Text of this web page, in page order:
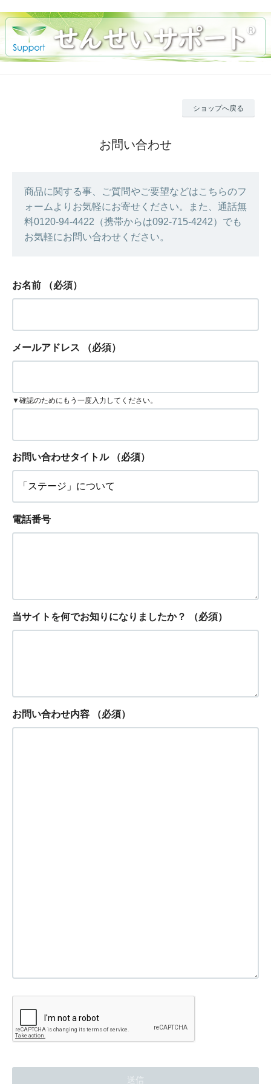
ショップへ戻る
お問い合わせ
商品に関する事、ご質問やご要望などはこちらのフ
ォームよりお気軽にお寄せください。また、通話無
料0120-94-4422（携帯からは092-715-4242）でも
お気軽にお問い合わせください。
お名前 （必須）
メールアドレス （必須）
▼確認のためにもう一度入力してください。
お問い合わせタイトル （必須）
電話番号
当サイトを何でお知りになりましたか？ （必須）
お問い合わせ内容 （必須）